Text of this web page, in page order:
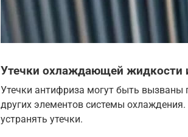
Утечки охлаждающей жидкости
Утечки антифриза могут быть
других элементов системы
устранять утечки.